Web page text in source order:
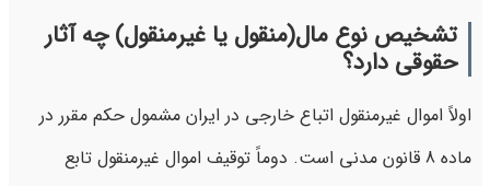
تشخیص نوع مال(منقول یا غیرمنقول) چه آثار
حقوقی دارد؟
اولاً اموال غیرمنقول اتباع خارجی در ایران مشمول حکم مقرر در
ماده 8 قانون مدنی است. دوماً توقیف اموال غیرمنقول تابع